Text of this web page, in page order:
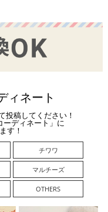
ィネート
稿してください！
ーディネート」に
す！
チワワ
マルチーズ
OTHERS